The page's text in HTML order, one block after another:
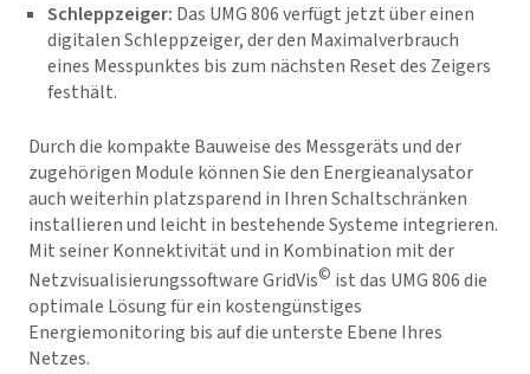
Schleppzeiger: Das UMG 806 verfügt jetzt über einen
digitalen Schleppzeiger, der den Maximalverbrauch
eines Messpunktes bis zum nächsten Reset des Zeigers
festhält.
Durch die kompakte Bauweise des Messgeräts und der
zugehörigen Module können Sie den Energieanalysator
auch weiterhin platzsparend in Ihren Schaltschränken
installieren und leicht in bestehende Systeme integrieren.
Mit seiner Konnektivität und in Kombination mit der
NetzvisualisierungssoftwareGridVis© ist das UMG 806 die
optimale Lösung für ein kostengünstiges
Energiemonitoring bis auf die unterste Ebene Ihres
Netzes.